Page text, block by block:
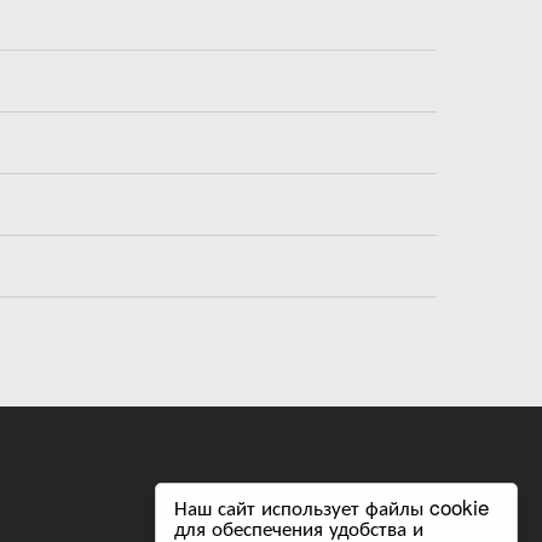
Наш сайт использует файлы cookie
для обеспечения удобства и
Следите за нами в соцсетях: